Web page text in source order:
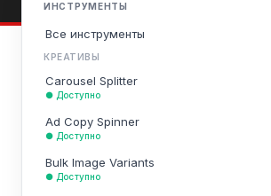
ИНСТРУМЕНТЫ
Все инструменты
КРЕАТИВЫ
Carousel Splitter
● Доступно
Ad Copy Spinner
● Доступно
Bulk Image Variants
● Доступно